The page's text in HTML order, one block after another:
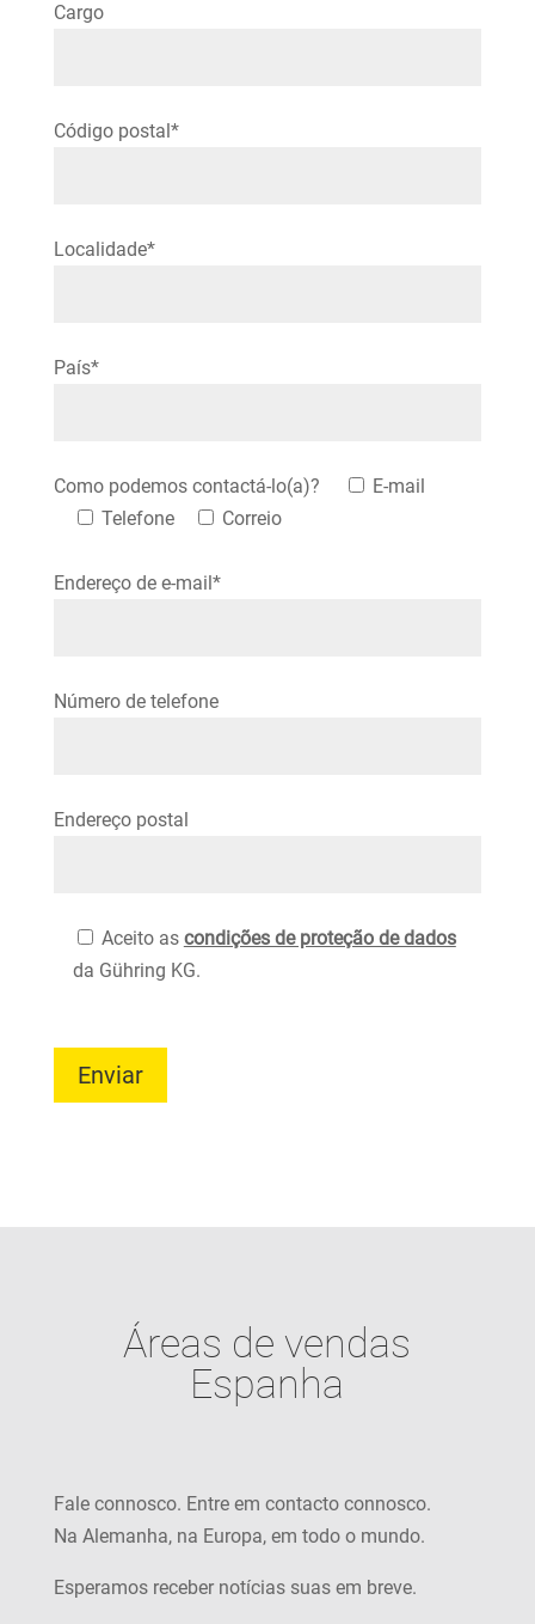
Cargo
Código postal*
Please leave this field empty.
Localidade*
País*
Como podemos contactá-lo(a)?
E-mail
Telefone
Correio
Please leave this field empty.
Endereço de e-mail*
Número de telefone
Endereço postal
Aceito as condições de proteção de dados
da Gühring KG.
Áreas de vendas
Espanha
Fale connosco. Entre em contacto connosco.
Na Alemanha, na Europa, em todo o mundo.
Esperamos receber notícias suas em breve.